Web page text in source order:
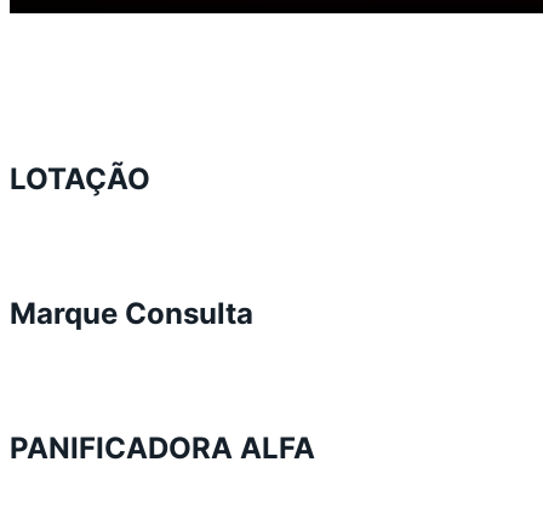
LOTAÇÃO
Marque Consulta
PANIFICADORA ALFA